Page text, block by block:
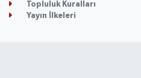
Topluluk Kuralları
Yayın İlkeleri